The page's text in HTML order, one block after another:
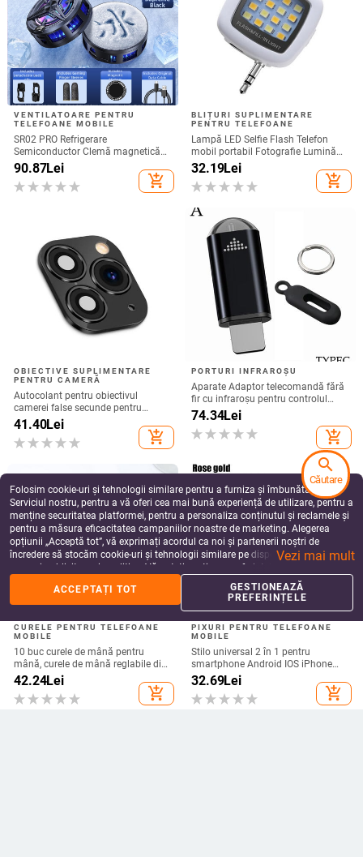
VENTILATOARE PENTRU
TELEFOANE MOBILE
SR02 PRO Refrigerare
Semiconductor Clemă magnetică
spate Radiator telefon mobil Joc
Live Afișaj digital Furnizare directă
din fabrică
90.87Lei
add_shopping_cart
BLIȚURI SUPLIMENTARE
PENTRU TELEFOANE
Lampă LED Selfie Flash Telefon
mobil portabil Fotografie Lumină
de umplere Reîncărcabilă
32.19Lei
add_shopping_cart
OBIECTIVE SUPLIMENTARE
PENTRU CAMERĂ
Autocolant pentru obiectivul
camerei false secunde pentru
upgrade telefon iPhone Protector
de ecran pentru iPhone X / XS Max
Schimbare la iPhone 11 pro Max
41.40Lei
add_shopping_cart
PORTURI INFRAROȘU
Aparate Adaptor telecomandă fără
fir cu infraroșu pentru controlul
aplicației inteligente Telefon
Transmițător cu infraroșu pentru
iPhone și telefon Android
74.34Lei
add_shopping_cart
CURELE PENTRU TELEFOANE
MOBILE
10 buc curele de mână pentru
mână, curele de mână reglabile din
nailon șir de breloc pentru suport
pentru carcasa telefonului mobil,
cameră, USB, insignă
42.24Lei
add_shopping_cart
PIXURI PENTRU TELEFOANE
MOBILE
Stilo universal 2 în 1 pentru
smartphone Android IOS iPhone
iPad Tabletă Pixuri de desen Creion
capacitiv Ecran mobil Stilo tactil
32.69Lei
add_shopping_cart
Folosim cookie-uri și tehnologii similare pentru a furniza și îmbunătăți
Serviciul nostru, pentru a vă oferi cea mai bună experiență de utilizare, pentru a
menține securitatea platformei, pentru a personaliza conținutul și reclamele și
pentru a măsura eficacitatea campaniilor noastre de marketing. Alegerea
opțiunii „Acceptă tot”, vă exprimați acordul ca noi și partenerii noștri de
încredere să stocăm cookie-uri și tehnologii similare pe dispozitivul dvs. în
scopuri publicitare și analitice. Vă puteți gestiona preferințele în orice moment
făcând clic pe „Gestionează preferințele”. Pentru mai multe informații, vă
rugăm să consultațiPolitica noastră de confidențialitate.
Vezi mai mult
ACCEPTAȚI TOT
GESTIONEAZĂ
PREFERINȚELE
search
Căutare